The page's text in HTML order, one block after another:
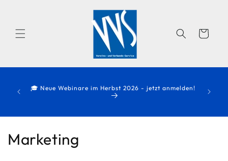
Warenkorb
🎓 Neue Webinare im Herbst 2026 - jetzt anmelden!
K
Marketing